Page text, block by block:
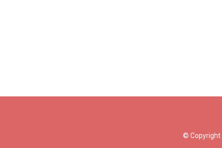
© Copyright